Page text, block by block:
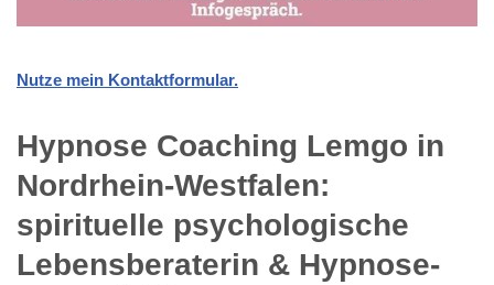
Nutze mein Kontaktformular.
Hypnose Coaching Lemgo in
Nordrhein-Westfalen:
spirituelle psychologische
Lebensberaterin & Hypnose-